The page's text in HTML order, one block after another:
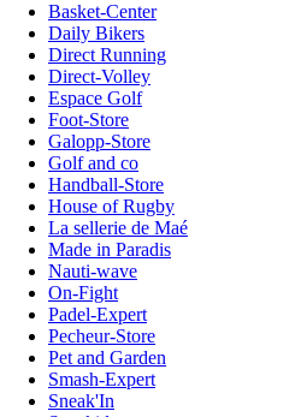
Basket-Center
Daily Bikers
Direct Running
Direct-Volley
Espace Golf
Foot-Store
Galopp-Store
Golf and co
Handball-Store
House of Rugby
La sellerie de Maé
Made in Paradis
Nauti-wave
On-Fight
Padel-Expert
Pecheur-Store
Pet and Garden
Smash-Expert
Sneak'In